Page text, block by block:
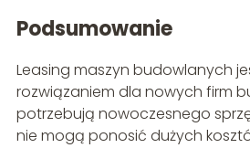
Podsumowanie
Leasing maszyn budowlanych
rozwiązaniem dla nowych firm
potrzebują nowoczesnego
nie mogą ponosić dużych